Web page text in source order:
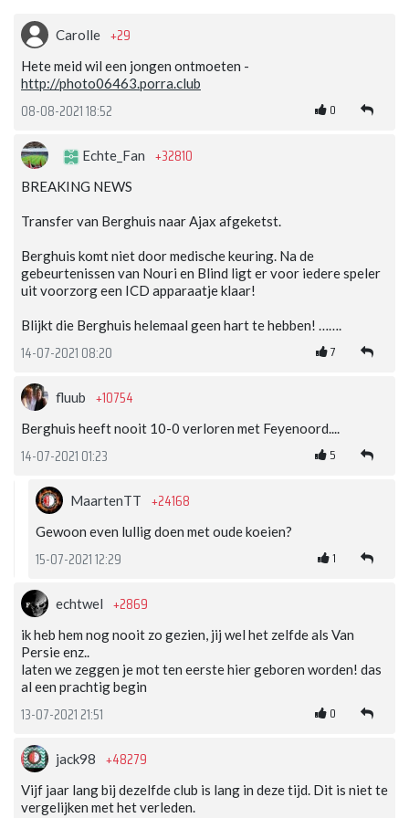
Carolle +29
Hete meid wil een jongen ontmoeten -
http://photo06463.porra.club
08-08-2021 18:52 0
Echte_Fan +32810
BREAKING NEWS
Transfer van Berghuis naar Ajax afgeketst.
Berghuis komt niet door medische keuring. Na de
gebeurtenissen van Nouri en Blind ligt er voor iedere speler
uit voorzorg een ICD apparaatje klaar!
Blijkt die Berghuis helemaal geen hart te hebben! …….
14-07-2021 08:20 7
fluub +10754
Berghuis heeft nooit 10-0 verloren met Feyenoord....
14-07-2021 01:23 5
MaartenTT +24168
Gewoon even lullig doen met oude koeien?
15-07-2021 12:29 1
echtwel +2869
ik heb hem nog nooit zo gezien, jij wel het zelfde als Van
Persie enz..
laten we zeggen je mot ten eerste hier geboren worden! das
al een prachtig begin
13-07-2021 21:51 0
jack98 +48279
Vijf jaar lang bij dezelfde club is lang in deze tijd. Dit is niet te
vergelijken met het verleden.